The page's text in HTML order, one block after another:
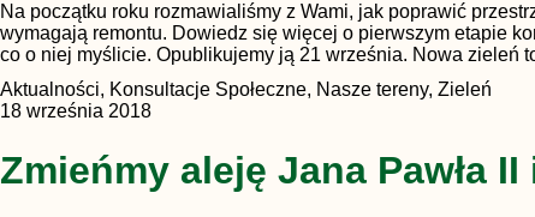
Na początku roku rozmawialiśmy z Wami, jak poprawić
wymagają remontu. Dowiedz się więcej o pierwszym etapie
co o niej myślicie. Opublikujemy ją 21 września. Nowa zieleń
Aktualności, Konsultacje Społeczne, Nasze tereny, Zieleń
18 września 2018
Zmieńmy aleję Jana Pawła